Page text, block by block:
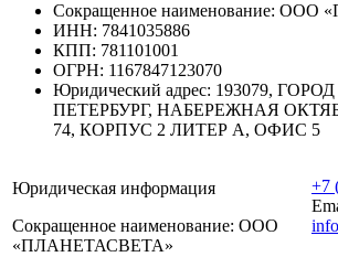
Сокращенное наименование: ООО
ИНН: 7841035886
КПП: 781101001
ОГРН: 1167847123070
Юридический адрес: 193079,
ПЕТЕРБУРГ, НАБЕРЕЖНАЯ
74, КОРПУС 2 ЛИТЕР А, ОФИС 5
Юридическая информация
Сокращенное наименование: ООО
«ПЛАНЕТАСВЕТА»
+7